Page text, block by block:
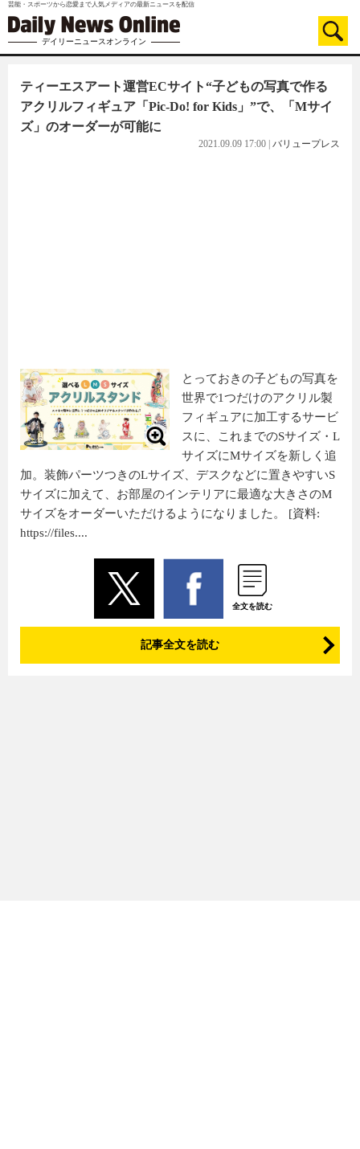
芸能・スポーツから恋愛まで人気メディアの最新ニュースを配信
デイリーニュースオンライン
ティーエスアート運営ECサイト“子どもの写真で作る
アクリルフィギュア「Pic-Do! for Kids」”で、「Mサイ
ズ」のオーダーが可能に
2021.09.09 17:00 バリュープレス
とっておきの子どもの写真を
世界で1つだけのアクリル製
フィギュアに加工するサービ
スに、これまでのSサイズ・L
サイズにMサイズを新しく追
加。装飾パーツつきのLサイズ、デスクなどに置きやすいS
サイズに加えて、お部屋のインテリアに最適な大きさのM
サイズをオーダーいただけるようになりました。 [資料:
https://files....
全文を読む
記事全文を読む